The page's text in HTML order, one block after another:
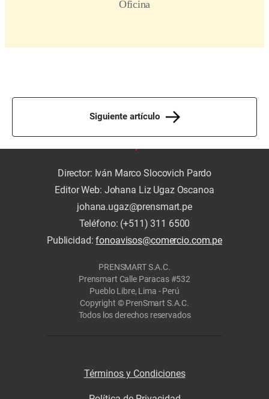
Siguiente artículo
Director: Iván Marco Slocovich Pardo
Editor Web: Johana Liz Ugaz Oscanoa
johana.ugaz@prensmart.pe
Teléfono: (+511) 311 6500
Publicidad:fonoavisos@comercio.com.pe
PRENSMART S.A.C.
Prensmart Calle Paracas #532
Pueblo Libre, Lima - Perú
Copyright © PrenSmart S.A.C.
Todos los derechos reservados
Términos y Condiciones